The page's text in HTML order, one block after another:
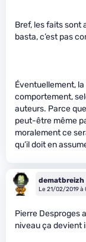
Bref, les faits sont
basta, c’est pas
Éventuellement,
comportement,
auteurs. Parce
peut-être même
moralement ce
qu’il doit en
dematbreizh
Le 21/02/2019 à
Pierre Desproges
niveau ça devient